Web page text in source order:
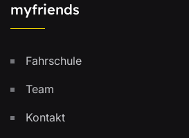
myfriends
Fahrschule
Team
Kontakt